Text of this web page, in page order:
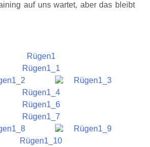
auf uns wartet, aber das bleibt